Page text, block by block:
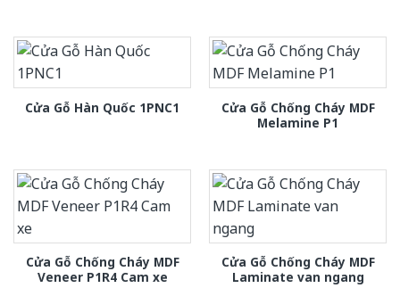
Cửa Gỗ Hàn Quốc 1PNC1
Cửa Gỗ Chống Cháy MDF
Melamine P1
Cửa Gỗ Chống Cháy MDF
Veneer P1R4 Cam xe
Cửa Gỗ Chống Cháy MDF
Laminate van ngang